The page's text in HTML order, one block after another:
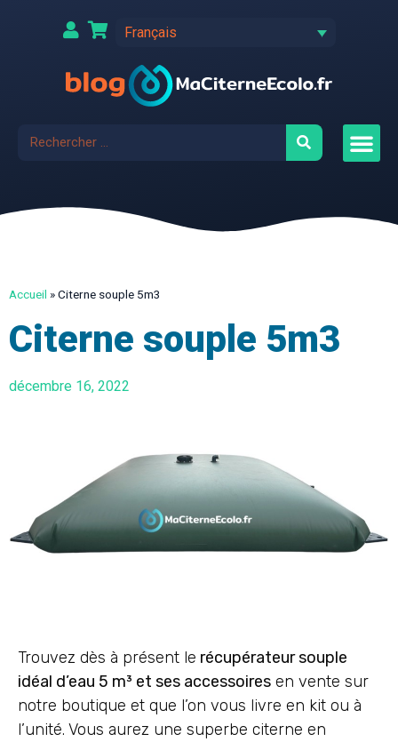
Français
Accueil »Citerne souple 5m3
Citerne souple 5m3
décembre 16, 2022
Trouvez dès à présent le récupérateur souple
idéal d’eau 5 m³ et ses accessoires en vente sur
notre boutique et que l’on vous livre en kit ou à
l’unité. Vous aurez une superbe citerne en